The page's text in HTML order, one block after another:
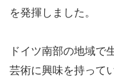
を発揮しました。
ドイツ南部の地域で
芸術に興味を持って